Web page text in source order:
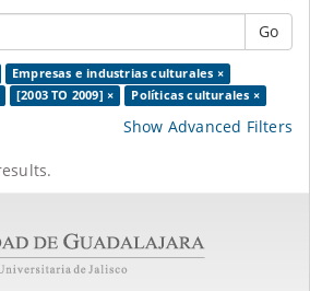
Go
Empresas e industrias culturales ×
[2003 TO 2009] × Políticas culturales ×
Show Advanced Filters